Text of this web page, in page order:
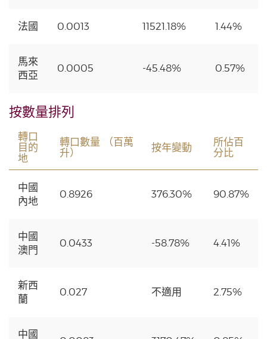
法國 0.0013 11521.18% 1.44%
馬來
西亞
0.0005 -45.48% 0.57%
按數量排列
轉口
目的
地
轉口數量 （百萬
升）
按年變動
所佔百
分比
中國
內地
0.8926 376.30% 90.87%
中國
澳門
0.0433 -58.78% 4.41%
新西
蘭
0.027 不適用 2.75%
中國